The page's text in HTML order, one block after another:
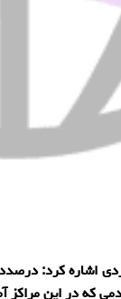
کرد:
در این مراکز